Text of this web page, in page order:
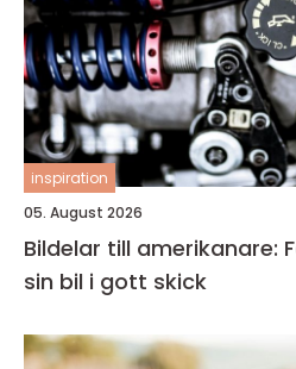
inspiration
05. August 2026
Bildelar till amerikanare:
sin bil i gott skick